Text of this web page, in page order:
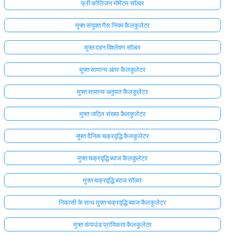
फ्री कोलिजन मोमेंटम सॉल्वर
मुफ्त संयुक्त गैस नियम कैलकुलेटर
मुफ्त दहन विश्लेषण सॉल्वर
मुफ्त सामान्य अंतर कैलकुलेटर
मुफ्त सामान्य अनुपात कैलकुलेटर
मुफ्त जटिल संख्या कैलकुलेटर
मुफ्त दैनिक चक्रवृद्धि कैलकुलेटर
मुफ्त चक्रवृद्धि ब्याज कैलकुलेटर
मुफ्त चक्रवृद्धि ब्याज सॉल्वर
निकासी के साथ मुफ्त चक्रवृद्धि ब्याज कैलकुलेटर
मुफ्त कंपाउंड प्रायिकता कैलकुलेटर